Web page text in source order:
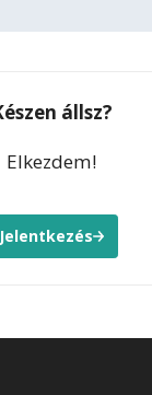
állsz?
Elkezdem!
Jelentkezés